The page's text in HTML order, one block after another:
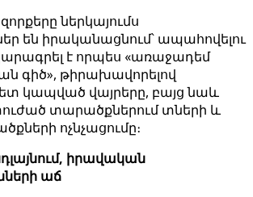
ներկայումս
են իրականացնում՝ ապահովելու
է որպես «առաջադեմ
գիծ», թիրախավորելով
կապված վայրերը, բայց նաև
տարածքներում տների և
ոչնչացումը։
իրավական
աճ